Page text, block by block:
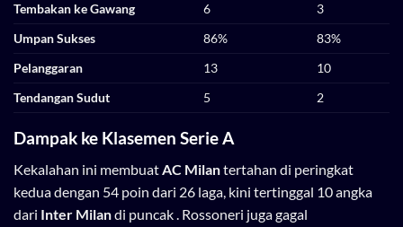
Tembakan ke Gawang 6
3
Umpan Sukses
86%
83%
Pelanggaran
13
10
Tendangan Sudut
5 2
Dampak ke Klasemen Serie A
Kekalahan ini membuatAC Milantertahan di peringkat
kedua dengan 54 poin dari 26 laga, kini tertinggal 10 angka
dari Inter Milandi puncak . Rossoneri juga gagal